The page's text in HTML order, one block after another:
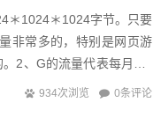
＊1024＊1024字节。只要
非常多的，特别是网页游
2、G的流量代表每月10*
934次浏览 0条评论